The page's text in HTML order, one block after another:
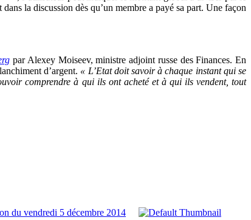
la discussion dès qu’un membre a payé sa part. Une façon
par Alexey Moiseev, ministre adjoint russe des Finances. En
d’argent. « L’Etat doit savoir à chaque instant qui se
comprendre à qui ils ont acheté et à qui ils vendent, tout
du vendredi 5 décembre 2014